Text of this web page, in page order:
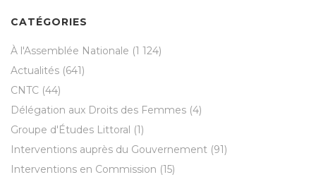
CATÉGORIES
À l'Assemblée Nationale (1 124)
Actualités (641)
CNTC (44)
Délégation aux Droits des Femmes (4)
Groupe d'Études Littoral (1)
Interventions auprès du Gouvernement (91)
Interventions en Commission (15)